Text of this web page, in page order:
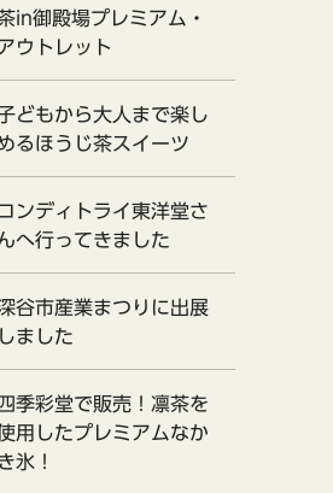
in御殿場プレミアム・
ウトレット
どもから大人まで楽し
るほうじ茶スイーツ
コンディトライ東洋堂さ
へ行ってきました
谷市産業まつりに出展
しました
四季彩堂で販売！凛茶を
用したプレミアムなか
氷！